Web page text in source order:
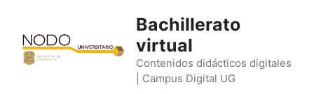
contenido
Bachillerato
virtual
Contenidos didácticos digitales
| Campus Digital UG